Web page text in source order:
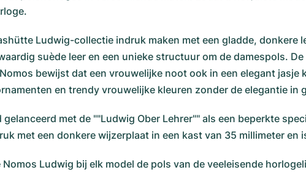
Ludwig-collectie indruk maken met een gladde, donkere
suède leer en een unieke structuur om de damespols.
bewijst dat een vrouwelijke noot ook in een elegant
en trendy vrouwelijke kleuren zonder de elegantie in
met de ""Ludwig Ober Lehrer"" als een beperkte
met een donkere wijzerplaat in een kast van 35 millimeter en
Ludwig bij elk model de pols van de veeleisende